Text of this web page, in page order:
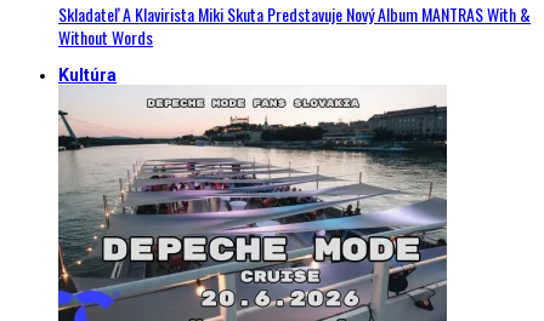
Skladateľ A Klavirista Miki Skuta Predstavuje Nový Album MANTRAS With &
Without Words
Kultúra